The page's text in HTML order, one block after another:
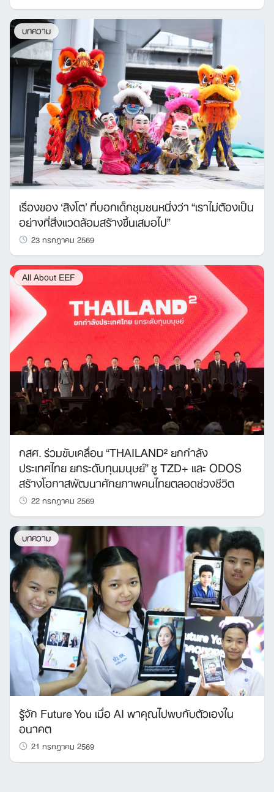
บทความ
เรื่องของ ‘สิงโต’ ที่บอกเด็กชุมชนหนึ่งว่า “เราไม่ต้องเป็น
อย่างที่สิ่งแวดล้อมสร้างขึ้นเสมอไป”
23 กรกฎาคม 2569
All About EEF
กสศ. ร่วมขับเคลื่อน “THAILAND² ยกกำลัง
ประเทศไทย ยกระดับทุนมนุษย์” ชู TZD+ และ ODOS
สร้างโอกาสพัฒนาศักยภาพคนไทยตลอดช่วงชีวิต
22 กรกฎาคม 2569
บทความ
รู้จัก Future You เมื่อ AI พาคุณไปพบกับตัวเองใน
อนาคต
21 กรกฎาคม 2569